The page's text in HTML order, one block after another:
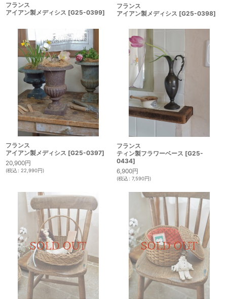
フランス
アイアン製メディシス [G25-0399]
フランス
アイアン製メディシス [G25-0398]
フランス
アイアン製メディシス [G25-0397]
20,900円
(税込: 22,990円)
フランス
ティン製フラワーベース [G25-
0434]
6,900円
(税込: 7,590円)